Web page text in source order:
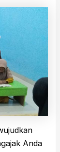
Anda